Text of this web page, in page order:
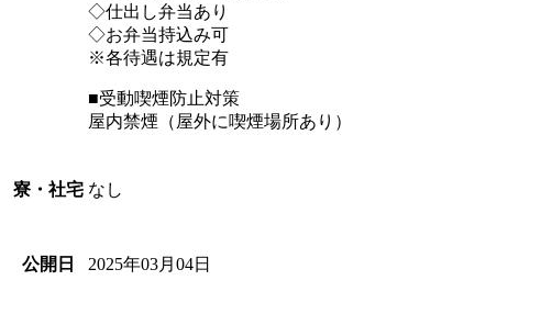
◇仕出し弁当あり
◇お弁当持込み可
※各待遇は規定有
■受動喫煙防止対策
屋内禁煙（屋外に喫煙場所あり）
寮・社宅 なし
公開日 2025年03月04日